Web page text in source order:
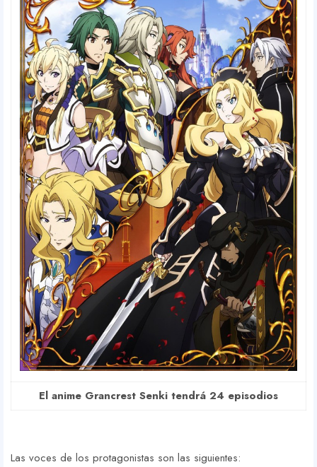
El anime Grancrest Senki tendrá 24 episodios
Las voces de los protagonistas son las siguientes: